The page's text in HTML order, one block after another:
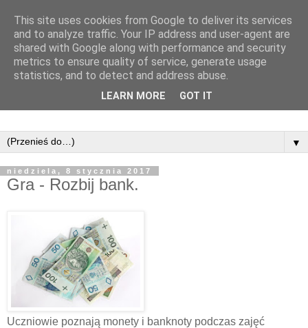
▼
niedziela, 8 stycznia 2017
Gra - Rozbij bank.
Uczniowie poznają monety i banknoty podczas zajęć
This site uses cookies from Google to deliver its services
and to analyze traffic. Your IP address and user-agent are
shared with Google along with performance and security
metrics to ensure quality of service, generate usage
statistics, and to detect and address abuse.
LEARN MORE GOT IT